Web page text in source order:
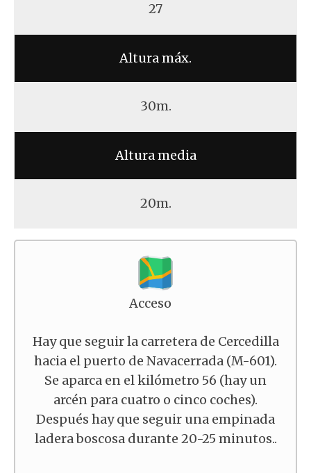
27
Altura máx.
30m.
Altura media
20m.
Acceso
Hay que seguir la carretera de Cercedilla
hacia el puerto de Navacerrada (M-601).
Se aparca en el kilómetro 56 (hay un
arcén para cuatro o cinco coches).
Después hay que seguir una empinada
ladera boscosa durante 20-25 minutos..